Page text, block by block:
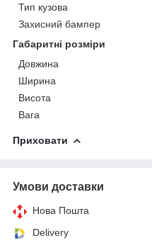
Тип кузова
Захисний бампер
Габаритні розміри
Довжина
Ширина
Висота
Вага
Приховати
Умови доставки
Нова Пошта
Delivery